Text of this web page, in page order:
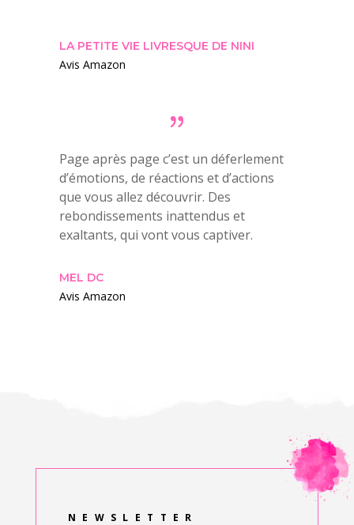
LA PETITE VIE LIVRESQUE DE NINI
Avis Amazon
Page après page c’est un déferlement
d’émotions, de réactions et d’actions
que vous allez découvrir. Des
rebondissements inattendus et
exaltants, qui vont vous captiver.
MEL DC
Avis Amazon
NEWSLETTER